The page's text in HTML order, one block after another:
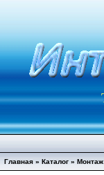
Главная » Каталог »